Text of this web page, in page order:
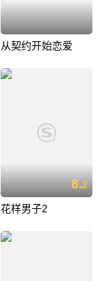
从契约开始恋爱
8.2
花样男子2